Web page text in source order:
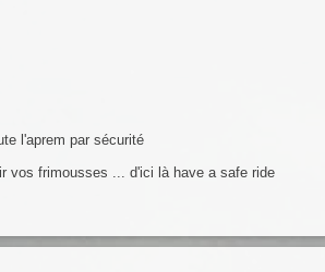
l'aprem par sécurité
vos frimousses ... d'ici là have a safe ride